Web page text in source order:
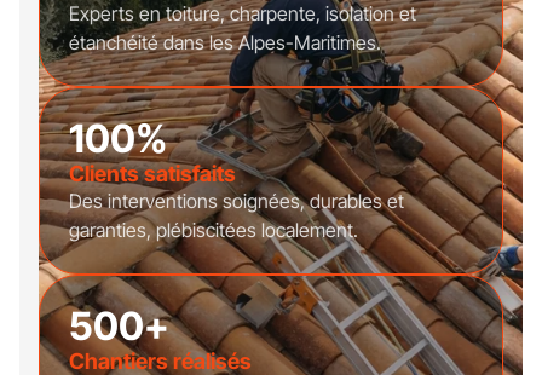
Experts en toiture, charpente, isolation et
étanchéité dans les Alpes-Maritimes.
100%
Clients satisfaits
Des interventions soignées, durables et
garanties, plébiscitées localement.
500+
Chantiers réalisés